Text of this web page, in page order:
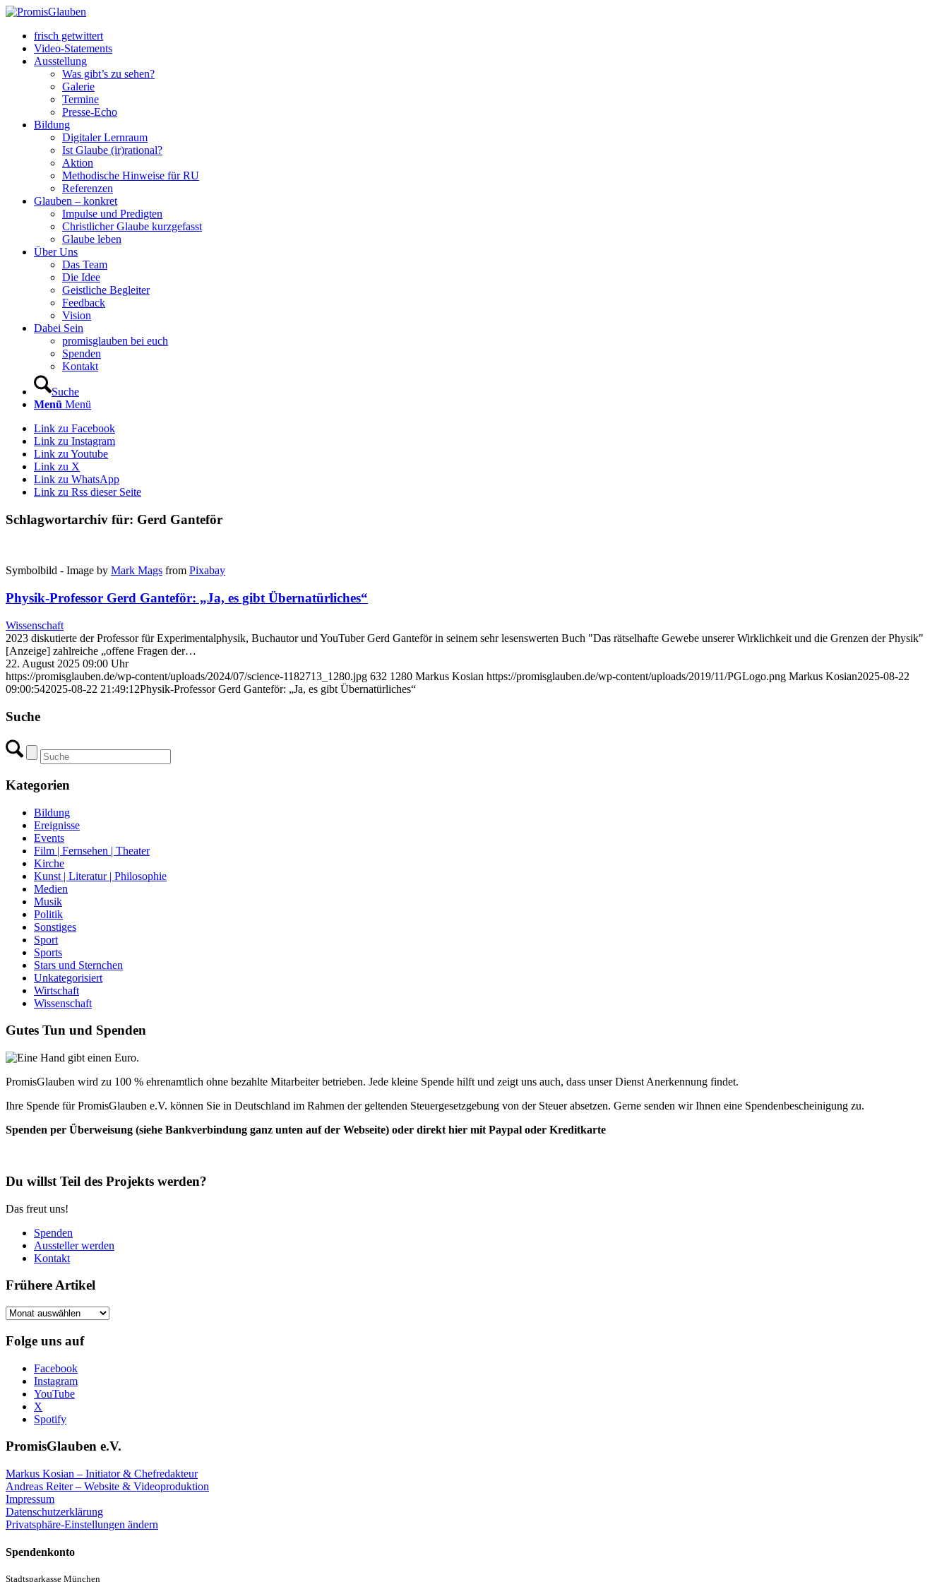
frisch getwittert
Video-Statements
Ausstellung
Was gibt’s zu sehen?
Galerie
Termine
Presse-Echo
Bildung
Digitaler Lernraum
Ist Glaube (ir)rational?
Aktion
Methodische Hinweise für RU
Referenzen
Glauben – konkret
Impulse und Predigten
Christlicher Glaube kurzgefasst
Glaube leben
Über Uns
Das Team
Die Idee
Geistliche Begleiter
Feedback
Vision
Dabei Sein
promisglauben bei euch
Spenden
Kontakt
Suche
Menü Menü
Link zu Facebook
Link zu Instagram
Link zu Youtube
Link zu X
Link zu WhatsApp
Link zu Rss dieser Seite
Schlagwortarchiv für: Gerd Ganteför
Symbolbild - Image by Mark Mags from Pixabay
Physik-Professor Gerd Ganteför: „Ja, es gibt Übernatürliches“
Wissenschaft
2023 diskutierte der Professor für Experimentalphysik, Buchautor und YouTuber Gerd Ganteför in seinem sehr lesenswerten Buch "Das rätselhafte Gewebe unserer Wirklichkeit und die Grenzen der Physik"
[Anzeige] zahlreiche „offene Fragen der…
22. August 2025 09:00 Uhr
https://promisglauben.de/wp-content/uploads/2024/07/science-1182713_1280.jpg 632 1280 Markus Kosian https://promisglauben.de/wp-content/uploads/2019/11/PGLogo.png Markus Kosian2025-08-22
09:00:542025-08-22 21:49:12Physik-Professor Gerd Ganteför: „Ja, es gibt Übernatürliches“
Suche
Kategorien
Bildung
Ereignisse
Events
Film | Fernsehen | Theater
Kirche
Kunst | Literatur | Philosophie
Medien
Musik
Politik
Sonstiges
Sport
Sports
Stars und Sternchen
Unkategorisiert
Wirtschaft
Wissenschaft
Gutes Tun und Spenden
PromisGlauben wird zu 100 % ehrenamtlich ohne bezahlte Mitarbeiter betrieben. Jede kleine Spende hilft und zeigt uns auch, dass unser Dienst Anerkennung findet.
Ihre Spende für PromisGlauben e.V. können Sie in Deutschland im Rahmen der geltenden Steuergesetzgebung von der Steuer absetzen. Gerne senden wir Ihnen eine Spendenbescheinigung zu.
Spenden per Überweisung (siehe Bankverbindung ganz unten auf der Webseite) oder direkt hier mit Paypal oder Kreditkarte
Du willst Teil des Projekts werden?
Das freut uns!
Spenden
Aussteller werden
Kontakt
Frühere Artikel
Frühere
Folge uns auf
Facebook
Instagram
YouTube
X
Spotify
PromisGlauben e.V.
Markus Kosian – Initiator & Chefredakteur
Andreas Reiter – Website & Videoproduktion
Impressum
Datenschutzerklärung
Privatsphäre-Einstellungen ändern
Spendenkonto
Stadtsparkasse München